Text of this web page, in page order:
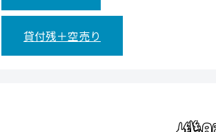
貸付残＋空売り